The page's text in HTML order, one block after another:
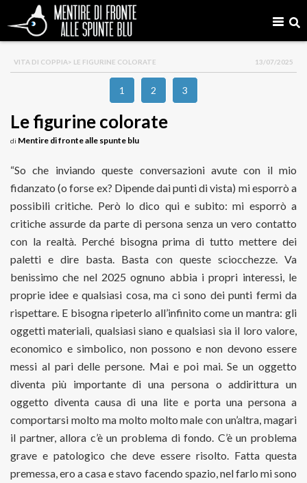
VITA DI COPPIA> LE FIGURINE COLORATE 13/07/2025
1 2 3
Le figurine colorate
di Mentire di fronte alle spunte blu
“So che inviando queste conversazioni avute con il mio
fidanzato (o forse ex? Dipende dai punti di vista) mi esporrò a
possibili critiche. Però lo dico qui e subito: mi esporrò a
critiche assurde da parte di persona senza un vero contatto
con la realtà. Perché bisogna prima di tutto mettere dei
paletti e dire basta. Basta con queste sciocchezze. Va
benissimo che nel 2025 ognuno abbia i propri interessi, le
proprie idee e qualsiasi cosa, ma ci sono dei punti fermi da
rispettare. E bisogna ripeterlo all’infinito come un mantra: gli
oggetti materiali, qualsiasi siano e qualsiasi sia il loro valore,
economico e simbolico, non possono e non devono essere
messi al pari delle persone. Mai e poi mai. Se un oggetto
diventa più importante di una persona o addirittura un
oggetto diventa causa di una lite e porta una persona a
comportarsi molto ma molto molto male con un’altra, magari
il partner, allora c’è un problema di fondo. C’è un problema
grave e patologico che deve essere risolto. Fatta questa
premessa, ero a casa e stavo facendo spazio, nel farlo mi sono